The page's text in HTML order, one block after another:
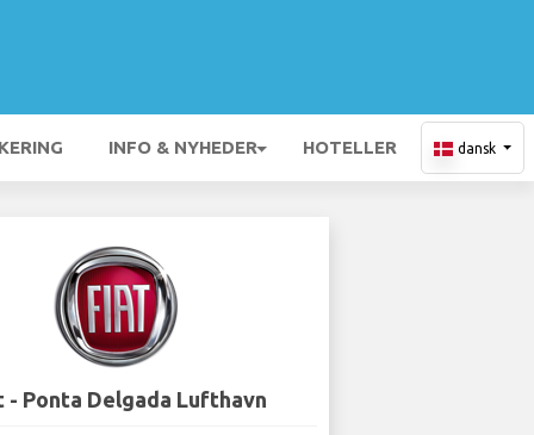
INFO & NYHEDER HOTELLER dansk
- Ponta Delgada Lufthavn